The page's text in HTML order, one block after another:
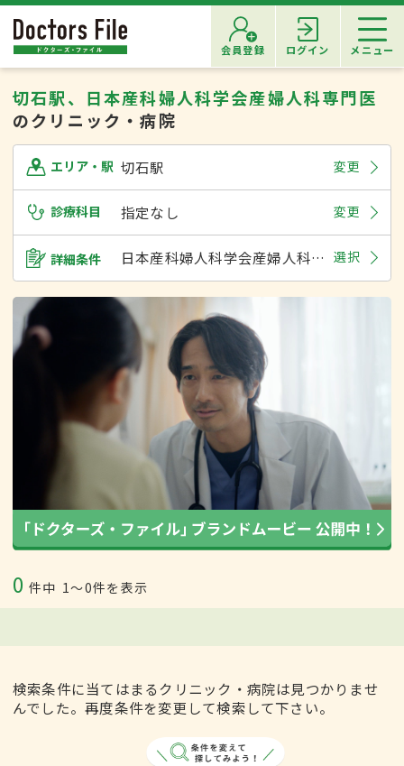
会員登録 ログイン メニュー
切石駅、日本産科婦人科学会産婦人科専門医
のクリニック・病院
エリア・駅 切石駅 変更
診療科目 指定なし 変更
詳細条件 日本産科婦人科学会産婦人科専門医 選択
0 件中 1〜0件を表示
検索条件に当てはまるクリニック・病院は見つかりませ
んでした。再度条件を変更して検索して下さい。